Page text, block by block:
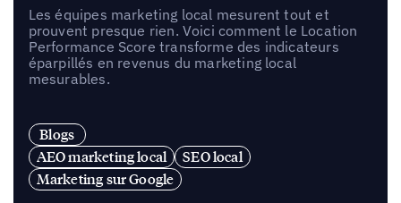
Les équipes marketing local mesurent tout et
prouvent presque rien. Voici comment le Location
Performance Score transforme des indicateurs
éparpillés en revenus du marketing local
mesurables.
Blogs
AEO marketing local
SEO local
Marketing sur Google